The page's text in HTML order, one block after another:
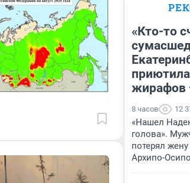
«Кто-то
жирафов
8 часов 12
«Нашел
голова».
потерял
Архипо-